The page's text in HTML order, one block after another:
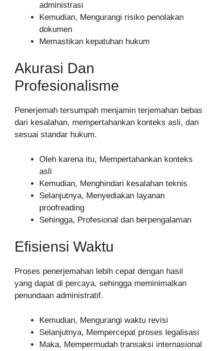
administrasi
Kemudian, Mengurangi risiko penolakan
dokumen
Memastikan kepatuhan hukum
Akurasi Dan
Profesionalisme
Penerjemah tersumpah menjamin terjemahan bebas
dari kesalahan, mempertahankan konteks asli, dan
sesuai standar hukum.
Oleh karena itu, Mempertahankan konteks
asli
Kemudian, Menghindari kesalahan teknis
Selanjutnya, Menyediakan layanan
proofreading
Sehingga, Profesional dan berpengalaman
Efisiensi Waktu
Proses penerjemahan lebih cepat dengan hasil
yang dapat di percaya, sehingga meminimalkan
penundaan administratif.
Kemudian, Mengurangi waktu revisi
Selanjutnya, Mempercepat proses legalisasi
Maka, Mempermudah transaksi internasional